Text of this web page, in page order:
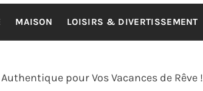
MAISON LOISIRS & DIVERTISSEMENT
pour Vos Vacances de Rêve !